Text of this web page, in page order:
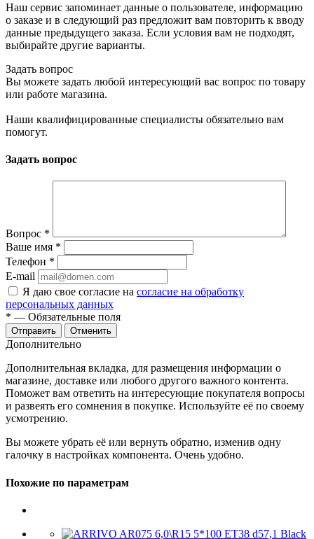
Наш сервис запоминает данные о пользователе, информацию
о заказе и в следующий раз предложит вам повторить к вводу
данные предыдущего заказа. Если условия вам не подходят,
выбирайте другие варианты.
Задать вопрос
Вы можете задать любой интересующий вас вопрос по товару
или работе магазина.
Наши квалифицированные специалисты обязательно вам
помогут.
Задать вопрос
Вопрос *
Ваше имя *
Телефон *
E-mail
Я даю свое согласие на согласие на обработку
персональных данных
* — Обязательные поля
Отменить
Дополнительно
Дополнительная вкладка, для размещения информации о
магазине, доставке или любого другого важного контента.
Поможет вам ответить на интересующие покупателя вопросы
и развеять его сомнения в покупке. Используйте её по своему
усмотрению.
Вы можете убрать её или вернуть обратно, изменив одну
галочку в настройках компонента. Очень удобно.
Похожие по параметрам